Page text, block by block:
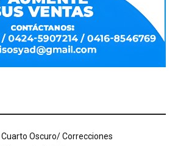
Cuarto Oscuro/ Correcciones